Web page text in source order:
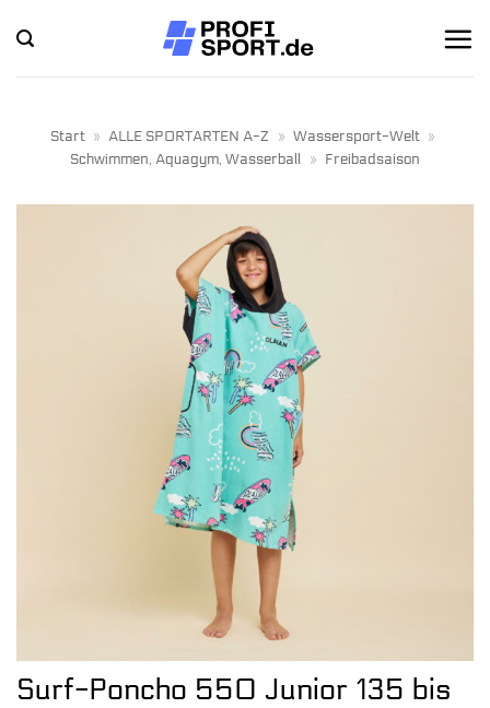
Inhalt
springen
Start » ALLE SPORTARTEN A-Z » Wassersport-Welt »
Schwimmen, Aquagym, Wasserball » Freibadsaison
Surf-Poncho 550 Junior 135 bis